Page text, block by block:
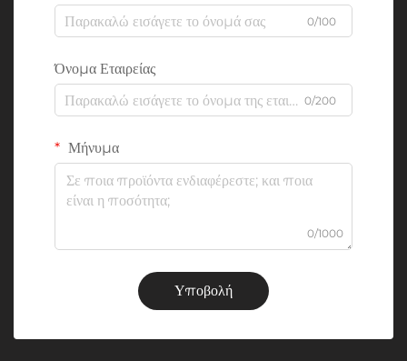
0/100
Όνομα Εταιρείας
0/200
Μήνυμα
0/1000
Υποβολή